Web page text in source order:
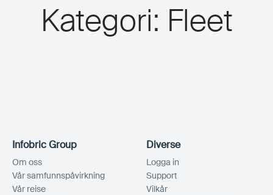
Kategori: Fleet
Infobric Group
Om oss
Vår samfunnspåvirkning
Vår reise
Diverse
Logga in
Support
Vilkår